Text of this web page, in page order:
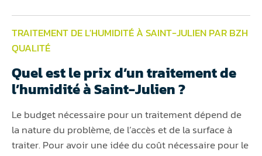
TRAITEMENT DE L'HUMIDITÉ À SAINT-JULIEN PAR BZH
QUALITÉ
Quel est le prix d’un traitement de
l’humidité à Saint-Julien ?
Le budget nécessaire pour un traitement dépend de
la nature du problème, de l’accès et de la surface à
traiter. Pour avoir une idée du coût nécessaire pour le